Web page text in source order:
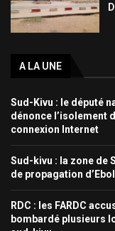
A LA UNE
Sud-Kivu : le député
dénonce l’isolement
connexion Internet
Sud-kivu : la zone de
de propagation
RDC : les FARDC
bombardé plusieurs